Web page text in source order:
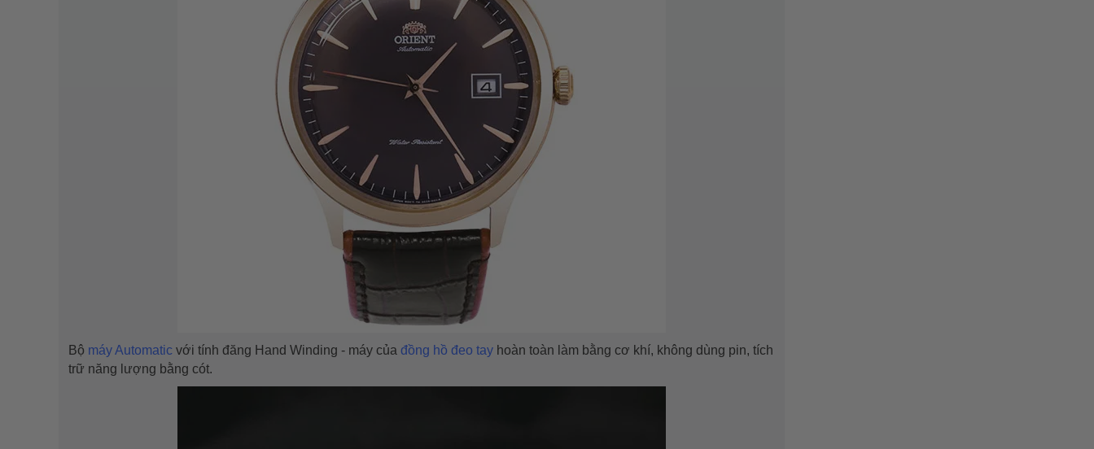
Bộ máy Automatic với tính đăng Hand Winding - máy của đồng hồ đeo tay hoàn toàn làm bằng cơ khí, không dùng pin, tích
trữ năng lượng bằng cót.